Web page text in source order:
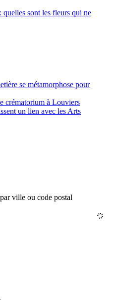
sont les fleurs qui ne
se métamorphose pour
crématorium à Louviers
un lien avec les Arts
ville ou code postal